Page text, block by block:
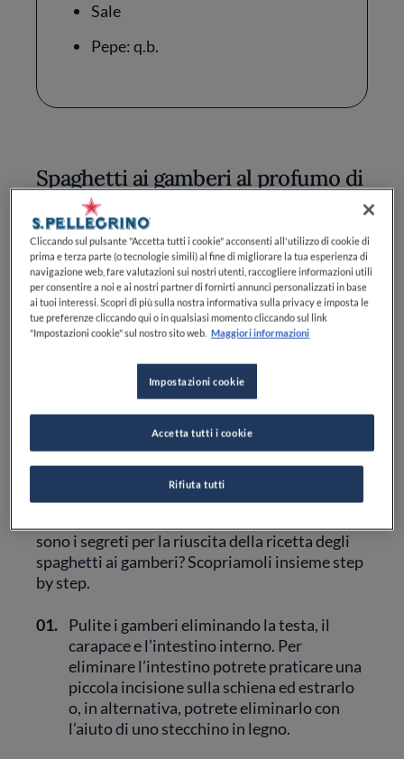
Sale
Pepe: q.b.
Spaghetti ai gamberi al profumo di
limone: scoprite la ricetta e i
consigli per un primo piatto
perfetto
Preparazione
spaghetti ai gamberi, insieme agli
alle vongole, sono un primo piatto classico
della tradizione dellacucina italiana di mare
Per preparare perfetti spaghetti aigamberici
sono solo due regole: i gamberi devono essere
freschissimi e non devono essere cotti a lungo
sono i segreti per la riuscita della ricetta degli
spaghetti ai gamberi? Scopriamoli insieme step
by step.
01. Pulite i gamberi eliminando la testa, il
carapace e l’intestino interno. Per
eliminare l’intestino potrete praticare una
piccola incisione sulla schiena ed estrarlo
o, in alternativa, potrete eliminarlo con
l’aiuto di uno stecchino in legno.
Cliccando sul pulsante "Accetta tutti i cookie" acconsenti all'utilizzo di cookie di
prima e terza parte (o tecnologie simili) al fine di migliorare la tua esperienza di
navigazione web, fare valutazioni sui nostri utenti, raccogliere informazioni utili
per consentire a noi e ai nostri partner di fornirti annunci personalizzati in base
ai tuoi interessi. Scopri di più sulla nostra informativa sulla privacy e imposta le
tue preferenze cliccando qui o in qualsiasi momento cliccando sul link
"Impostazioni cookie" sul nostro sito web. Maggiori informazioni
Impostazioni cookie
Rifiuta tutti
Accetta tutti i cookie